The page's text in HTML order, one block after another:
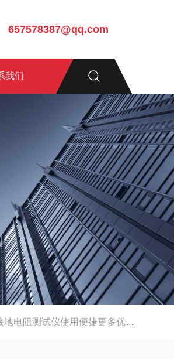
657578387@qq.com
我们
阻测试仪使用便捷更多优惠请详询